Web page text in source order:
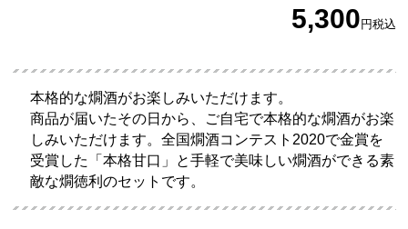
5,300円税込
本格的な燗酒がお楽しみいただけます。
商品が届いたその日から、ご自宅で本格的な燗酒がお楽
しみいただけます。全国燗酒コンテスト2020で金賞を
受賞した「本格甘口」と手軽で美味しい燗酒ができる素
敵な燗徳利のセットです。